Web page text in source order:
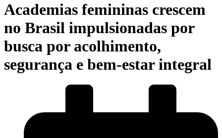
Academias femininas crescem
no Brasil impulsionadas por
busca por acolhimento,
segurança e bem-estar integral